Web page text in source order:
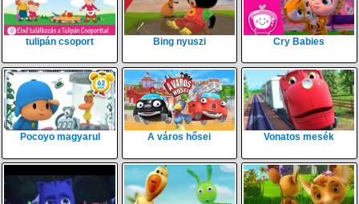
tulipán csoport Bing nyuszi Cry Babies
Pocoyo magyarul A város hősei Vonatos mesék